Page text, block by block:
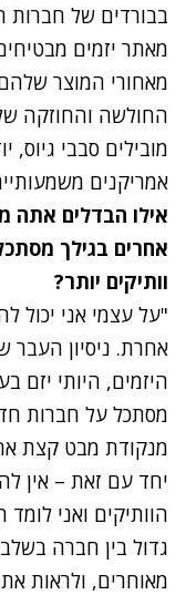
בבורדים של חברות
מאתר יזמים
מאחורי המוצר
החולשה והחוזקה
מובילים סבבי גיוס,
אמריקנים
אילו הבדלים אתה
אחרים בגילך
וותיקים יותר?
"על עצמי אני יכול
אחרת. ניסיון העבר
היזמים, היותי יזם
מסתכל על חברות
מנקודת מבט קצת
יחד עם זאת – אין
הוותיקים ואני
גדול בין חברה
מאוחרים, ולראות